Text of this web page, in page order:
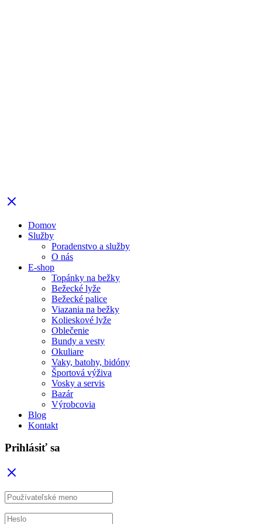
Domov
Služby
Poradenstvo a služby
O nás
E-shop
Topánky na bežky
Bežecké lyže
Bežecké palice
Viazania na bežky
Kolieskové lyže
Oblečenie
Bundy a vesty
Okuliare
Vaky, batohy, bidóny
Športová výživa
Vosky a servis
Bazár
Výrobcovia
Blog
Kontakt
Prihlásiť sa